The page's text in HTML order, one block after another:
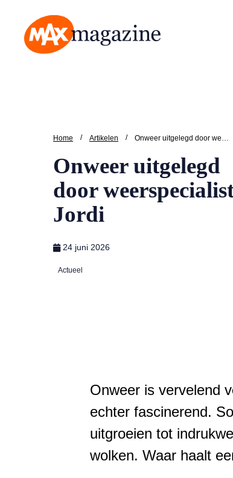
Home / Artikelen /
Onweer uitgelegd
door
Jordi
24 juni 2026
Actueel
Onweer is vervelend
echter fascinerend.
uitgroeien tot
wolken. Waar haalt